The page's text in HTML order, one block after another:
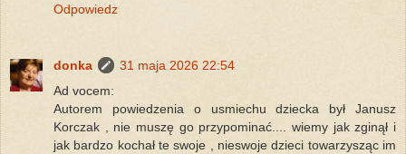
Odpowiedz
donka
31 maja 2026 22:54
Ad vocem:
Autorem powiedzenia o usmiechu dziecka był Janusz
Korczak , nie muszę go przypominać.... wiemy jak zginął i
jak bardzo kochał te swoje , nieswoje dzieci towarzysząc im